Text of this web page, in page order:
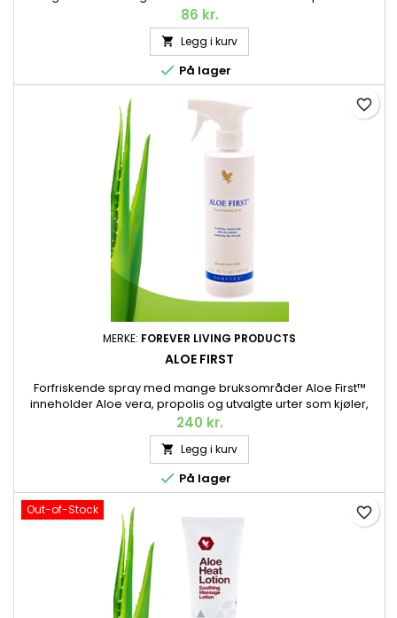
Aloe vera. Mild unisexduft og behagelig konsistens som
verken føles fet eller etterlater flekker på klærne. 92 g per stift.
86 kr.
 Legg i kurv
 På lager
MERKE: FOREVER LIVING PRODUCTS
ALOE FIRST
Forfriskende spray med mange bruksområder Aloe First™
inneholder Aloe vera, propolis og utvalgte urter som kjøler,
pleier og beroliger huden. Perfekt etter en dag i solen, etter et
insektstikk eller i den tørre luften på flyreisen. Også egnet for
hår og hodebunn. 473 ml.
240 kr.
 Legg i kurv
 På lager
favorite_border
Out-of-Stock favorite_border